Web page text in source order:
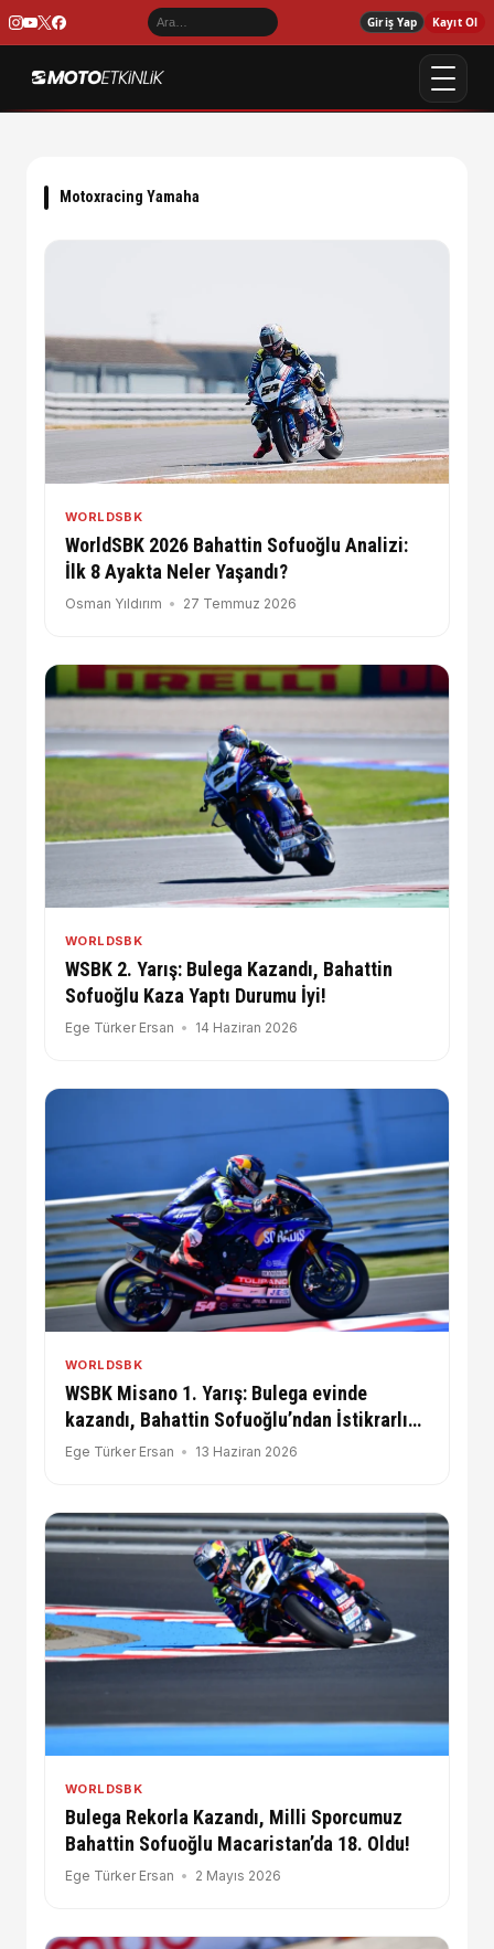
Giriş Yap Kayıt Ol
Motoxracing Yamaha
WORLDSBK
WorldSBK 2026 Bahattin Sofuoğlu Analizi:
İlk 8 Ayakta Neler Yaşandı?
Osman Yıldırım 27 Temmuz 2026
WORLDSBK
WSBK 2. Yarış: Bulega Kazandı, Bahattin
Sofuoğlu Kaza Yaptı Durumu İyi!
Ege Türker Ersan 14 Haziran 2026
WORLDSBK
WSBK Misano 1. Yarış: Bulega evinde
kazandı, Bahattin Sofuoğlu’ndan İstikrarlı
Mücadele!
Ege Türker Ersan 13 Haziran 2026
WORLDSBK
Bulega Rekorla Kazandı, Milli Sporcumuz
Bahattin Sofuoğlu Macaristan’da 18. Oldu!
Ege Türker Ersan 2 Mayıs 2026